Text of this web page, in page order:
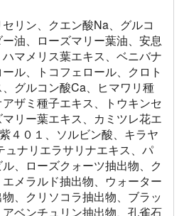
リン、クエン酸Na、グルコ
油、ローズマリー葉油、安息
マメリス葉エキス、ベニバナ
ル、トコフェロール、クロト
グルコン酸Ca、ヒマワリ種
ザミ種子エキス、トウキンセ
リー葉エキス、カミツレ花エ
４０１、ソルビン酸、キラヤ
ュナリエラサリナエキス、パ
、ローズクォーツ抽出物、ク
メラルド抽出物、ウォーター
、クリソコラ抽出物、ブラッ
ベンチュリン抽出物、孔雀石